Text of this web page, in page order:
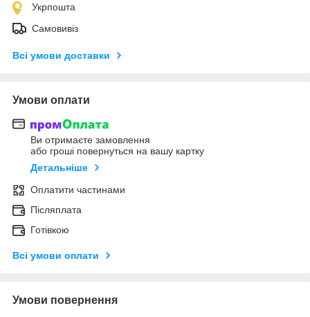
Укрпошта
Самовивіз
Всі умови доставки
Умови оплати
Ви отримаєте замовлення
або гроші повернуться на вашу картку
Детальніше
Оплатити частинами
Післяплата
Готівкою
Всі умови оплати
Умови повернення